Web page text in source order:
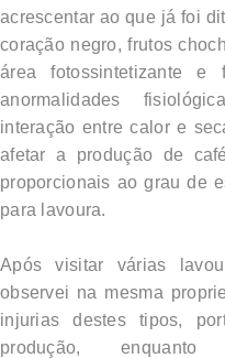
acrescentar ao que já foi
coração negro, frutos
área fotossintetizante e
anormalidades
interação entre calor e
afetar a produção de
proporcionais ao grau de
para lavoura.
Após visitar várias
observei na mesma
injurias destes tipos,
produção,